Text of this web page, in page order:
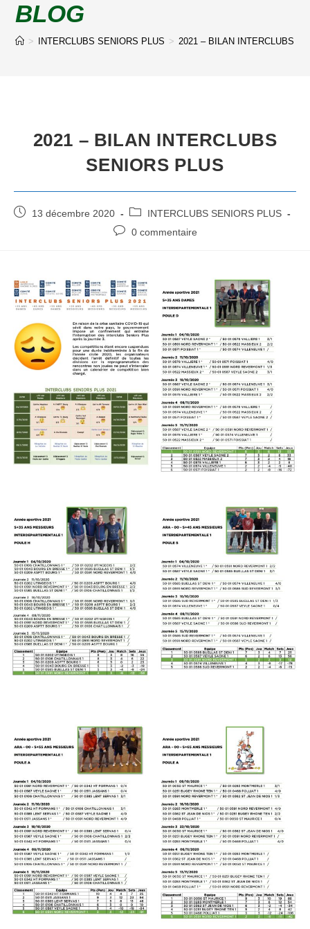
BLOG
> INTERCLUBS SENIORS PLUS > 2021 – BILAN INTERCLUBS
2021 – BILAN INTERCLUBS
SENIORS PLUS
13 décembre 2020
INTERCLUBS SENIORS PLUS
0 commentaire